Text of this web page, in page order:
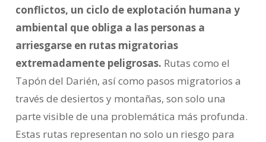
conflictos, un ciclo de explotación humana y
ambiental que obliga a las personas a
arriesgarse en rutas migratorias
extremadamente peligrosas. Rutas como el
Tapón del Darién, así como pasos migratorios a
través de desiertos y montañas, son solo una
parte visible de una problemática más profunda.
Estas rutas representan no solo un riesgo para